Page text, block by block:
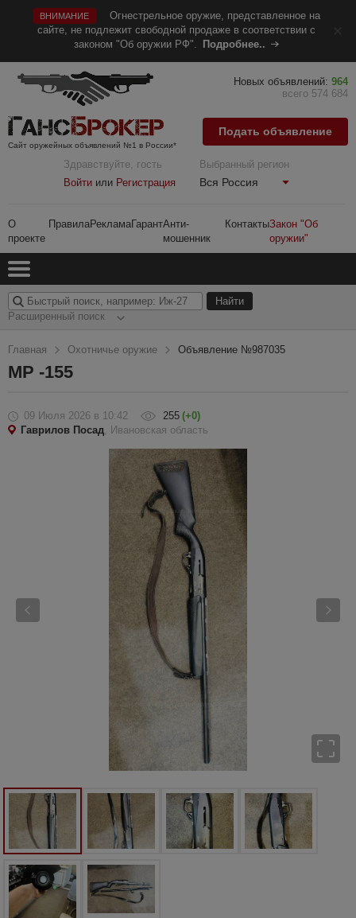
ВНИМАНИЕ
Огнестрельное оружие, представленное на
сайте, не подлежит свободной продаже в соответствии с
законом "Об оружии РФ".
Подробнее..
Сайт оружейных объявлений №1 в России*
Здравствуйте, гость
Войти или Регистрация
Выбранный регион
Вся Россия
О
проекте
ПравилаРекламаГарантАнти-
мошенник
КонтактыЗакон "Об
оружии"
Новых объявлений: 964
всего 574 684
Подать объявление
Расширенный поиск
Главная Охотничье оружие Объявление №987035
МР -155
09 Июля 2026 в 10:42 255 (+0)
Гаврилов Посад, Ивановская область